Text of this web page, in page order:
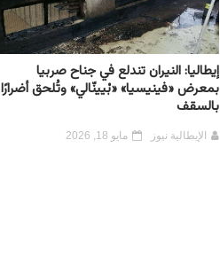
إيطاليا: النيران تندلع في جناح صربيا
بمعرض «فينيسيا» «بْيينّالي» وتُلحق أضرارًا
بالسقف
الإيطالية نيوز مايو 18, 2026